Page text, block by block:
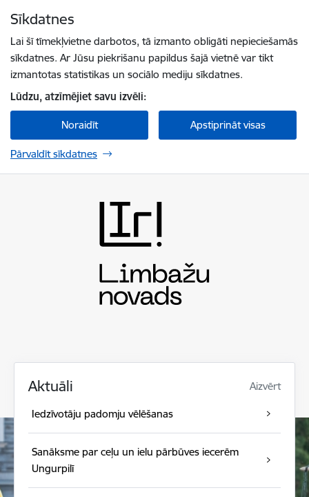
Sīkdatnes
Lai šī tīmekļvietne darbotos, tā izmanto obligāti nepieciešamās
sīkdatnes. Ar Jūsu piekrišanu papildus šajā vietnē var tikt
izmantotas statistikas un sociālo mediju sīkdatnes.
Lūdzu, atzīmējiet savu izvēli:
Noraidīt Apstiprināt visas
Pārvaldīt sīkdatnes
Aktuāli Aizvērt
Iedzīvotāju padomju vēlēšanas
Sanāksme par ceļu un ielu pārbūves iecerēm
Ungurpilī